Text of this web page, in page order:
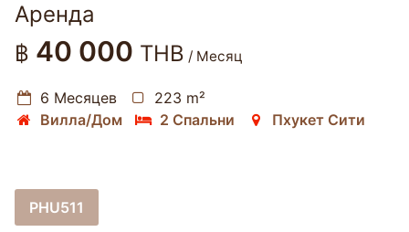
Аренда
฿ 40 000 THB / Месяц
6 Месяцев
223 m²
Вилла/Дом
2 Спальни Пхукет Сити
PHU511